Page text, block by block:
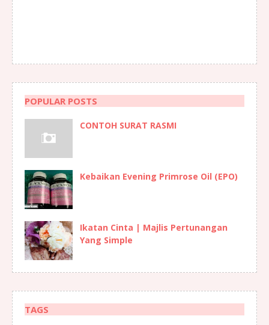
POPULAR POSTS
CONTOH SURAT RASMI
Kebaikan Evening Primrose Oil (EPO)
Ikatan Cinta | Majlis Pertunangan
Yang Simple
TAGS